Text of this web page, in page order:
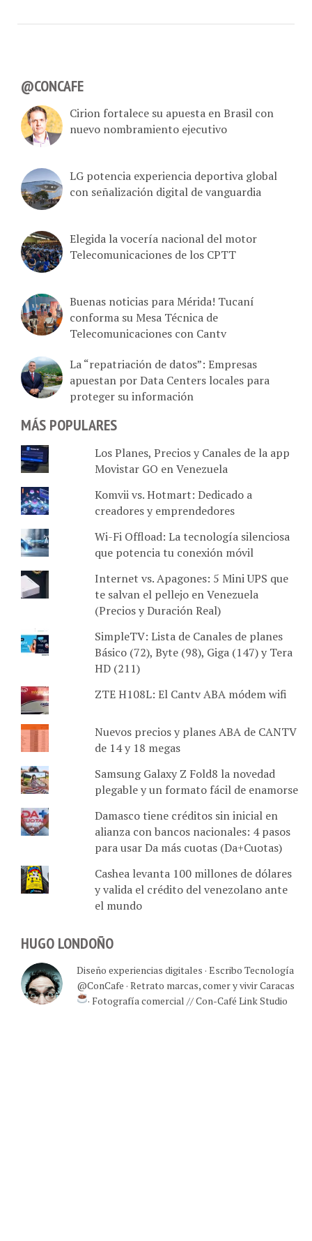
@CONCAFE
Cirion fortalece su apuesta en Brasil con
nuevo nombramiento ejecutivo
LG potencia experiencia deportiva global
con señalización digital de vanguardia
Elegida la vocería nacional del motor
Telecomunicaciones de los CPTT
Buenas noticias para Mérida! Tucaní
conforma su Mesa Técnica de
Telecomunicaciones con Cantv
La “repatriación de datos”: Empresas
apuestan por Data Centers locales para
proteger su información
MÁS POPULARES
Los Planes, Precios y Canales de la app
Movistar GO en Venezuela
Komvii vs. Hotmart: Dedicado a
creadores y emprendedores
Wi-Fi Offload: La tecnología silenciosa
que potencia tu conexión móvil
Internet vs. Apagones: 5 Mini UPS que
te salvan el pellejo en Venezuela
(Precios y Duración Real)
SimpleTV: Lista de Canales de planes
Básico (72), Byte (98), Giga (147) y Tera
HD (211)
ZTE H108L: El Cantv ABA módem wifi
Nuevos precios y planes ABA de CANTV
de 14 y 18 megas
Samsung Galaxy Z Fold8 la novedad
plegable y un formato fácil de enamorse
Damasco tiene créditos sin inicial en
alianza con bancos nacionales: 4 pasos
para usar Da más cuotas (Da+Cuotas)
Cashea levanta 100 millones de dólares
y valida el crédito del venezolano ante
el mundo
HUGO LONDOÑO
Diseño experiencias digitales · Escribo Tecnología
@ConCafe · Retrato marcas, comer y vivir Caracas
· Fotografía comercial // Con-Café Link Studio